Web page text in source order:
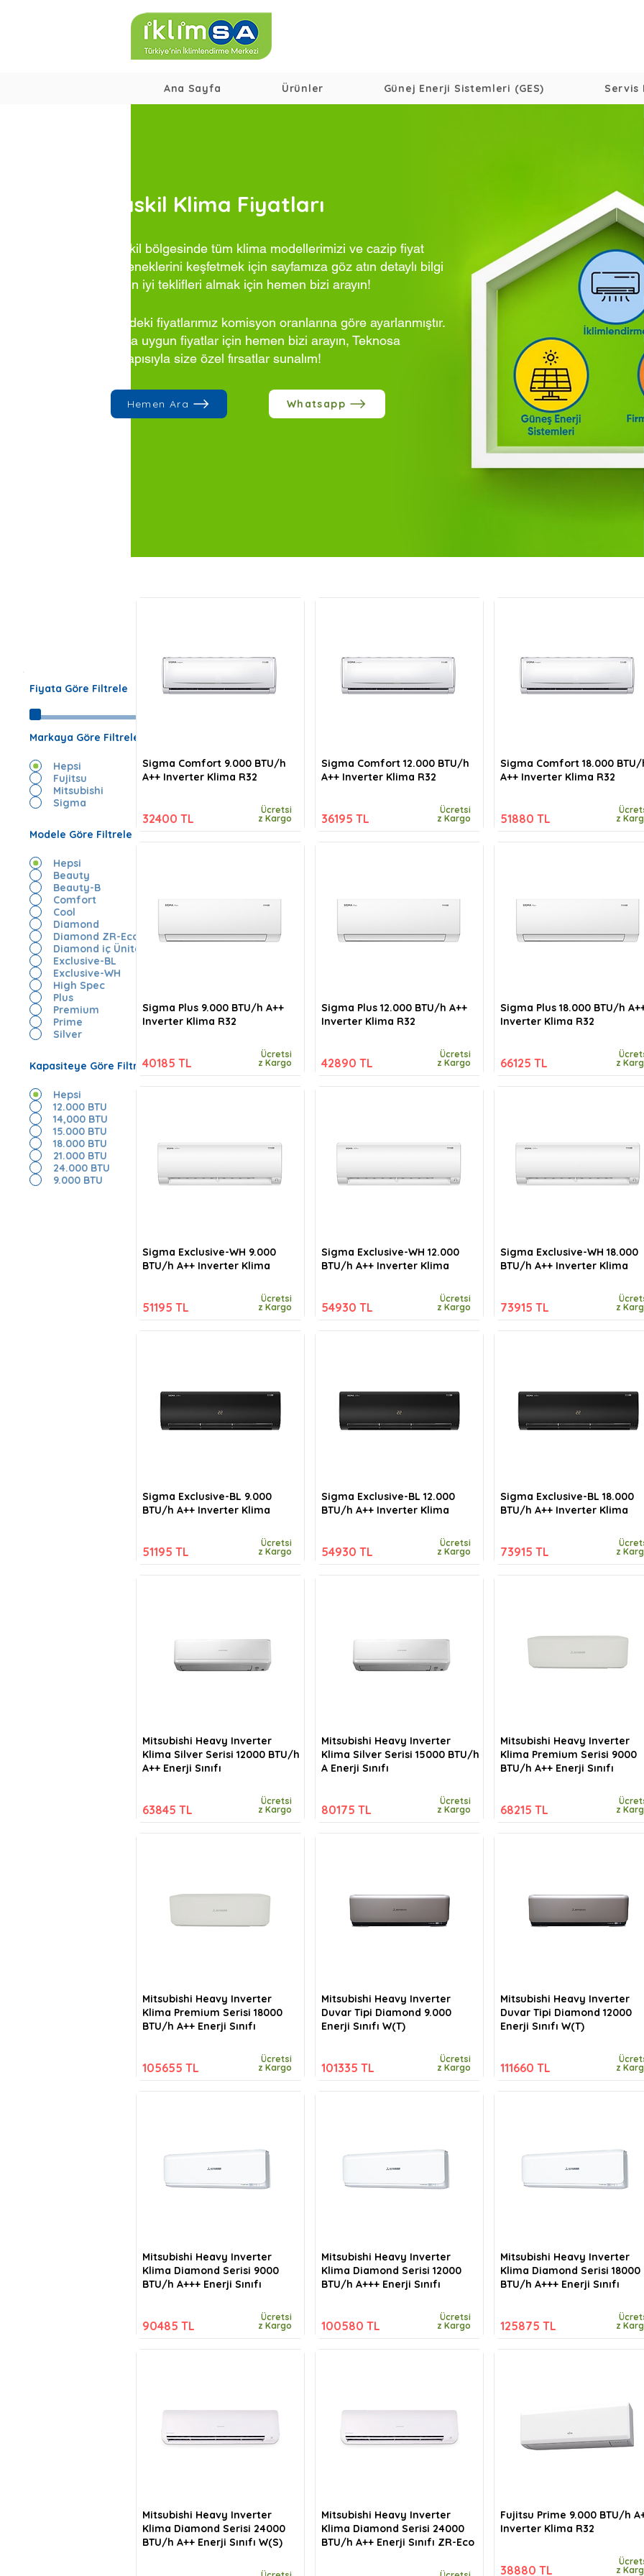
Ana Sayfa Ürünler Günej Enerji Sistemleri (GES) Servis
Baskil Klima Fiyatları
Baskil bölgesinde tüm klima modellerimizi ve cazip fiyat
seçeneklerini keşfetmek için sayfamıza göz atın detaylı bilgi
ve en iyi teklifleri almak için hemen bizi arayın!
Sitedeki fiyatlarımız komisyon oranlarına göre ayarlanmıştır.
Daha uygun fiyatlar için hemen bizi arayın, Teknosa
altyapısıyla size özel fırsatlar sunalım!
Hemen Ara Whatsapp
Fiyata Göre Filtrele
Markaya Göre Filtrele
Hepsi
Fujitsu
Mitsubishi
Sigma
Modele Göre Filtrele
Hepsi
Beauty
Beauty-B
Comfort
Cool
Diamond
Diamond ZR-Eco
Diamond iç Ünite
Exclusive-BL
Exclusive-WH
High Spec
Plus
Premium
Prime
Silver
Kapasiteye Göre Filtrele
Hepsi
12.000 BTU
14,000 BTU
15.000 BTU
18.000 BTU
21.000 BTU
24.000 BTU
9.000 BTU
Sigma Comfort 9.000 BTU/h
A++ Inverter Klima R32
32400 TL
Ücretsi
z Kargo
Sigma Plus 9.000 BTU/h A++
Inverter Klima R32
40185 TL
Ücretsi
z Kargo
Sigma Exclusive-WH 9.000
BTU/h A++ Inverter Klima
51195 TL
Ücretsi
z Kargo
Sigma Exclusive-BL 9.000
BTU/h A++ Inverter Klima
51195 TL
Ücretsi
z Kargo
Mitsubishi Heavy Inverter
Klima Silver Serisi 12000 BTU/h
A++ Enerji Sınıfı
63845 TL
Ücretsi
z Kargo
Mitsubishi Heavy Inverter
Klima Premium Serisi 18000
BTU/h A++ Enerji Sınıfı
105655 TL
Ücretsi
z Kargo
Mitsubishi Heavy Inverter
Klima Diamond Serisi 9000
BTU/h A+++ Enerji Sınıfı
90485 TL
Ücretsi
z Kargo
Mitsubishi Heavy Inverter
Klima Diamond Serisi 24000
BTU/h A++ Enerji Sınıfı W(S)
Sigma Comfort 12.000 BTU/h
A++ Inverter Klima R32
36195 TL
Ücretsi
z Kargo
Sigma Plus 12.000 BTU/h A++
Inverter Klima R32
42890 TL
Ücretsi
z Kargo
Sigma Exclusive-WH 12.000
BTU/h A++ Inverter Klima
54930 TL
Ücretsi
z Kargo
Sigma Exclusive-BL 12.000
BTU/h A++ Inverter Klima
54930 TL
Ücretsi
z Kargo
Mitsubishi Heavy Inverter
Klima Silver Serisi 15000 BTU/h
A Enerji Sınıfı
80175 TL
Ücretsi
z Kargo
Mitsubishi Heavy Inverter
Duvar Tipi Diamond 9.000
Enerji Sınıfı W(T)
101335 TL
Ücretsi
z Kargo
Mitsubishi Heavy Inverter
Klima Diamond Serisi 12000
BTU/h A+++ Enerji Sınıfı
100580 TL
Ücretsi
z Kargo
Mitsubishi Heavy Inverter
Klima Diamond Serisi 24000
BTU/h A++ Enerji Sınıfı ZR-Eco
Sigma Comfort 18.000 BTU/
A++ Inverter Klima R32
51880 TL
z
Sigma Plus 18.000 BTU/h
Inverter Klima R32
66125 TL
z
Sigma Exclusive-WH 18.000
BTU/h A++ Inverter Klima
73915 TL
z
Sigma Exclusive-BL 18.000
BTU/h A++ Inverter Klima
73915 TL
z
Mitsubishi Heavy Inverter
Klima Premium Serisi 9000
BTU/h A++ Enerji Sınıfı
68215 TL
z
Mitsubishi Heavy Inverter
Duvar Tipi Diamond 12000
Enerji Sınıfı W(T)
111660 TL
z
Mitsubishi Heavy Inverter
Klima Diamond Serisi 18000
BTU/h A+++ Enerji Sınıfı
125875 TL
z
Fujitsu Prime 9.000 BTU/h
Inverter Klima R32
38880 TL
z